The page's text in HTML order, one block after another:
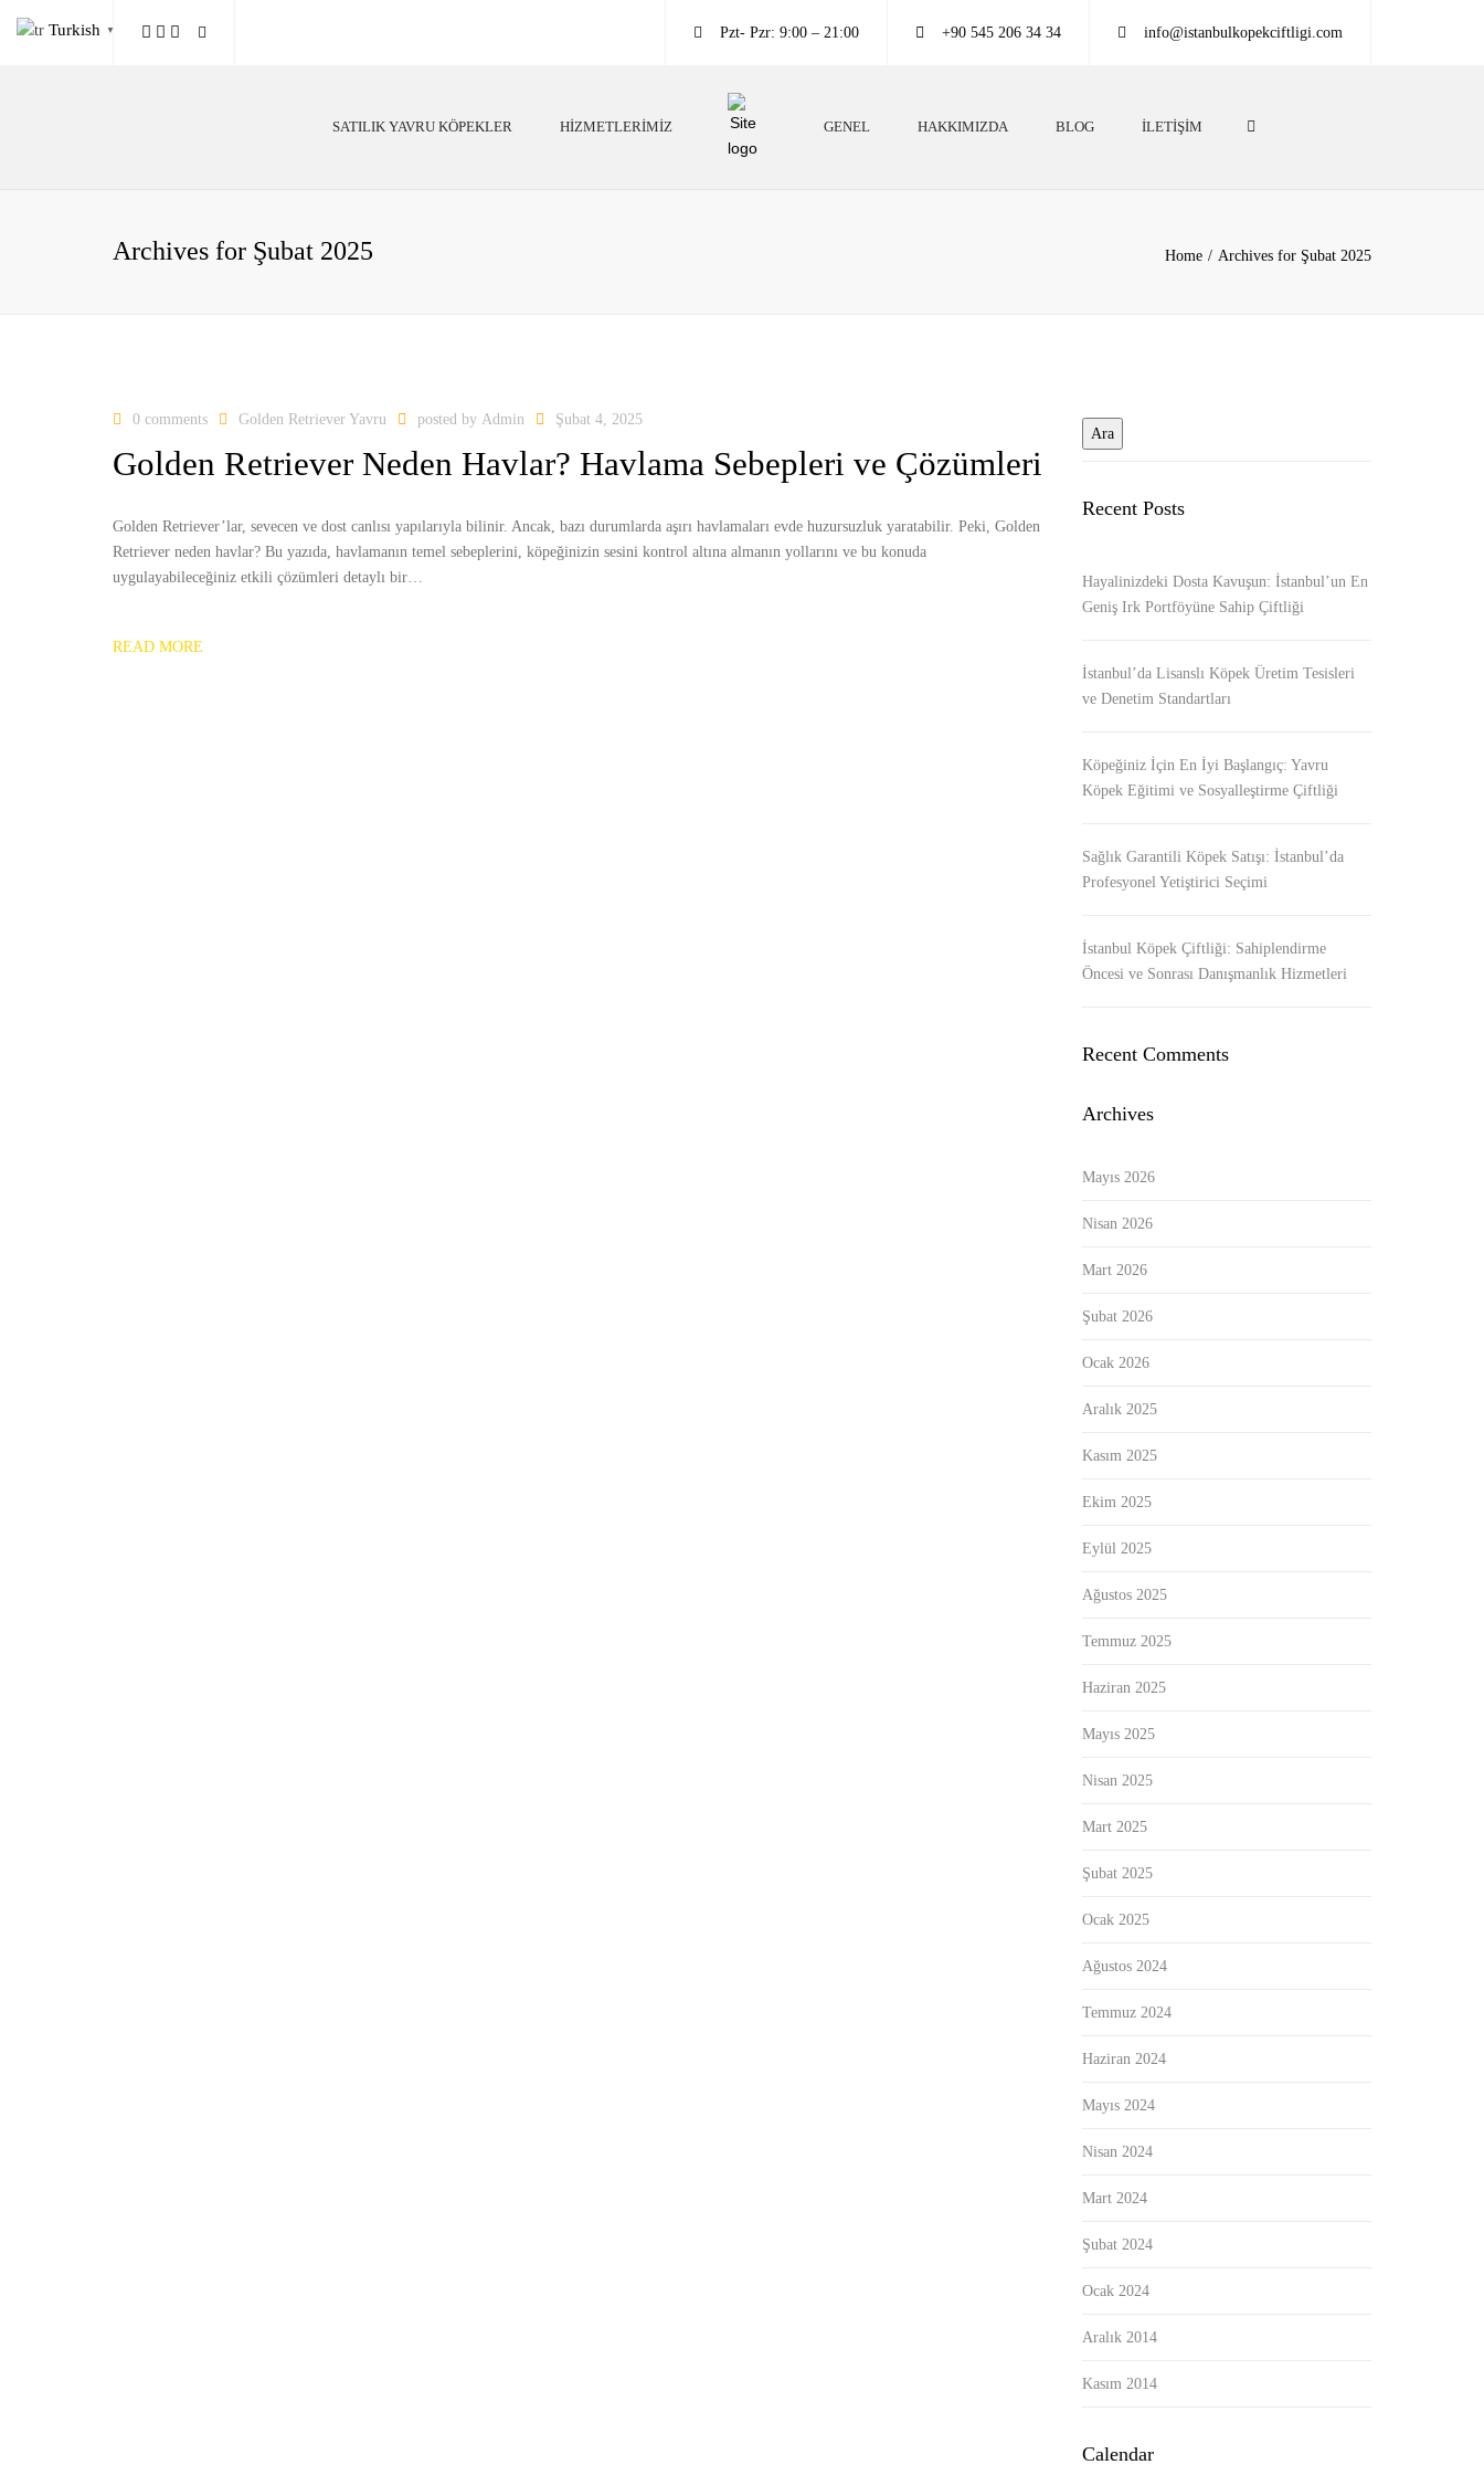
Pzt- Pzr: 9:00 – 21:00 +90 545 206 34 34 info@istanbulkopekciftligi.com
SATILIK YAVRU KÖPEKLER HIZMETLERIMIZ GENEL HAKKIMIZDA BLOG İLETIŞIM
Archives for Şubat 2025 Home Archives for Şubat 2025
0 comments Golden Retriever Yavru posted by Admin Şubat 4, 2025
Golden Retriever Neden Havlar? Havlama Sebepleri ve Çözümleri
Golden Retriever’lar, sevecen ve dost canlısı yapılarıyla bilinir. Ancak, bazı durumlarda aşırı havlamaları evde huzursuzluk yaratabilir. Peki, Golden
Retriever neden havlar? Bu yazıda, havlamanın temel sebeplerini, köpeğinizin sesini kontrol altına almanın yollarını ve bu konuda
uygulayabileceğiniz etkili çözümleri detaylı bir…
READ MORE
Recent Posts
Hayalinizdeki Dosta Kavuşun: İstanbul’un En
Geniş Irk Portföyüne Sahip Çiftliği
İstanbul’da Lisanslı Köpek Üretim Tesisleri
ve Denetim Standartları
Köpeğiniz İçin En İyi Başlangıç: Yavru
Köpek Eğitimi ve Sosyalleştirme Çiftliği
Sağlık Garantili Köpek Satışı: İstanbul’da
Profesyonel Yetiştirici Seçimi
İstanbul Köpek Çiftliği: Sahiplendirme
Öncesi ve Sonrası Danışmanlık Hizmetleri
Recent Comments
Archives
Mayıs 2026
Nisan 2026
Mart 2026
Şubat 2026
Ocak 2026
Aralık 2025
Kasım 2025
Ekim 2025
Eylül 2025
Ağustos 2025
Temmuz 2025
Haziran 2025
Mayıs 2025
Nisan 2025
Mart 2025
Şubat 2025
Ocak 2025
Ağustos 2024
Temmuz 2024
Haziran 2024
Mayıs 2024
Nisan 2024
Mart 2024
Şubat 2024
Ocak 2024
Aralık 2014
Kasım 2014
Calendar
Turkish ▼